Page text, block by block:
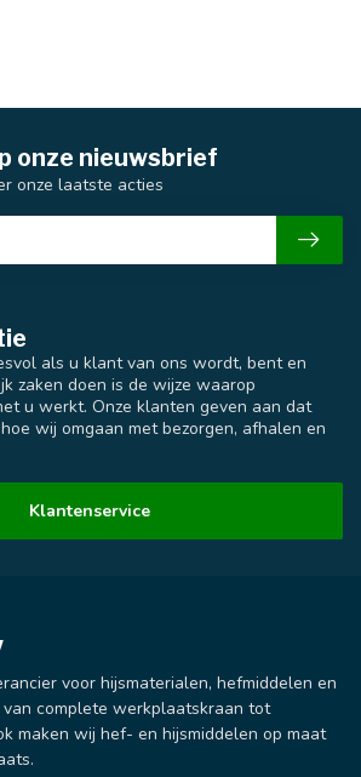
als u klant van ons wordt, bent en
zaken doen is de wijze waarop
u werkt. Onze klanten geven aan dat
wij omgaan met bezorgen, afhalen en
Klantenservice
onze nieuwsbrief
onze laatste acties
voor hijsmaterialen, hefmiddelen en
complete werkplaatskraan tot
maken wij hef- en hijsmiddelen op maat